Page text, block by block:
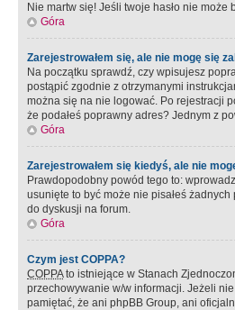
Nie martw się! Jeśli twoje hasło nie
Góra
Zarejestrowałem się, ale nie mogę się
Na początku sprawdź, czy wpisujesz
postąpić zgodnie z otrzymanymi
można się na nie logować. Po rejestracji
że podałeś poprawny adres? Jednym z
Góra
Zarejestrowałem się kiedyś, ale nie
Prawdopodobny powód tego to:
usunięte to być może nie pisałeś
do dyskusji na forum.
Góra
Czym jest COPPA?
COPPAto istniejące w Stanach
przechowywanie w/w informacji. Jeżeli
pamiętać, że ani phpBB Group, ani